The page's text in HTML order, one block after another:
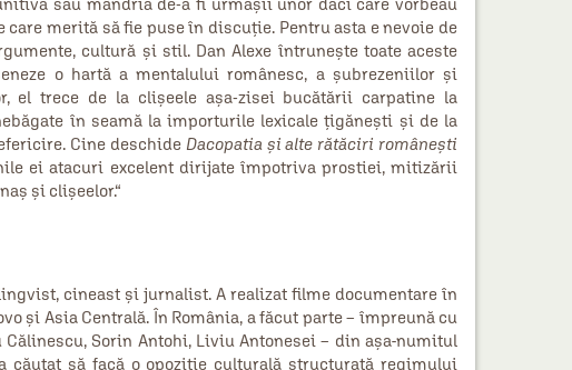
sau mândria de-a fi urmaşii unor daci care vorbeau
merită să fie puse în discuţie. Pentru asta e nevoie de
cultură şi stil. Dan Alexe întruneşte toate aceste
o hartă a mentalului românesc, a şubrezeniilor şi
el trece de la clişeele aşa-zisei bucătării carpatine la
în seamă la importurile lexicale ţigăneşti şi de la
Cine deschide Dacopatia şi alte rătăciri româneşti
ei atacuri excelent dirijate împotriva prostiei, mitizării
şi clişeelor.“
cineast și jurnalist. A realizat filme documentare în
şi Asia Centrală. În România, a făcut parte – împreună cu
Călinescu, Sorin Antohi, Liviu Antonesei – din așa‑numitul
căutat să facă o opoziție culturală structurată regimului